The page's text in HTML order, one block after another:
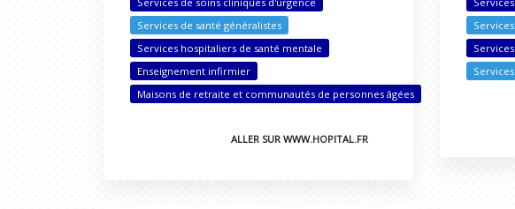
Services de santé généralistes
Services hospitaliers de santé mentale
Enseignement infirmier
Maisons de retraite et communautés de personnes âgées
ALLER SUR WWW.HOPITAL.FR